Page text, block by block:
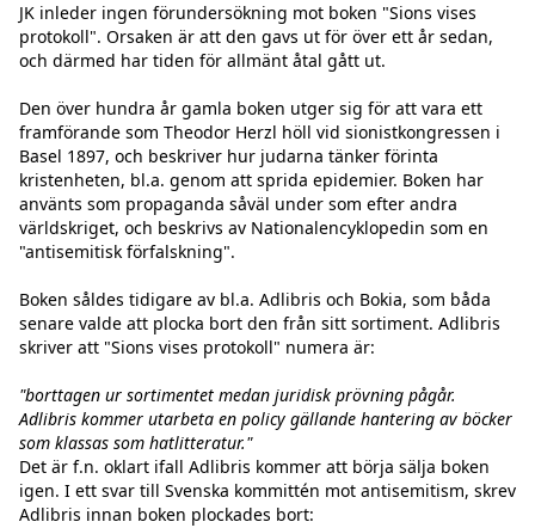
JK inleder ingen förundersökning mot boken "Sions vises
protokoll". Orsaken är att den gavs ut för över ett år sedan,
och därmed har tiden för allmänt åtal gått ut.
Den över hundra år gamla boken utger sig för att vara ett
framförande som Theodor Herzl höll vid sionistkongressen i
Basel 1897, och beskriver hur judarna tänker förinta
kristenheten, bl.a. genom att sprida epidemier. Boken har
använts som propaganda såväl under som efter andra
världskriget, och beskrivs av Nationalencyklopedin som en
"antisemitisk förfalskning".
Boken såldes tidigare av bl.a. Adlibris och Bokia, som båda
senare valde att plocka bort den från sitt sortiment. Adlibris
skriver att "Sions vises protokoll" numera är:
"borttagen ur sortimentet medan juridisk prövning pågår.
Adlibris kommer utarbeta en policy gällande hantering av böcker
som klassas som hatlitteratur."
Det är f.n. oklart ifall Adlibris kommer att börja sälja boken
igen. I ett svar till Svenska kommittén mot antisemitism, skrev
Adlibris innan boken plockades bort: